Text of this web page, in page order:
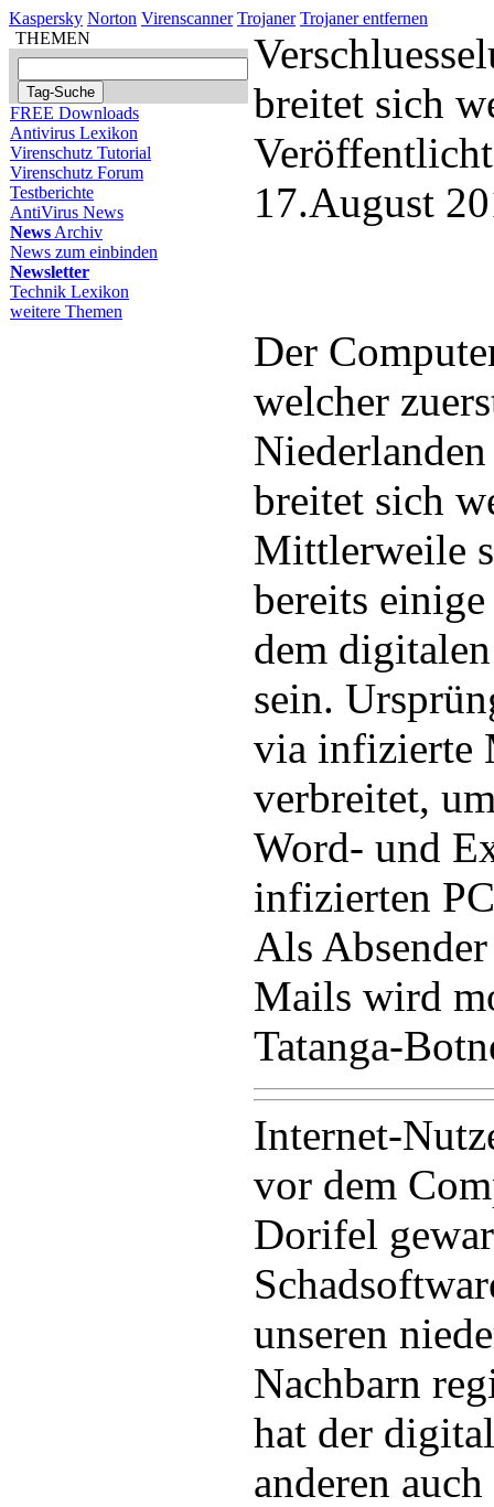
Kaspersky Norton Virenscanner Trojaner Trojaner entfernen
THEMEN
FREE Downloads
Antivirus Lexikon
Virenschutz Tutorial
Virenschutz Forum
Testberichte
AntiVirus News
News Archiv
News zum einbinden
Newsletter
Technik Lexikon
weitere Themen
breitet sich
17.August
Der
welcher
breitet sich
Mittlerweile
bereits
dem
sein.
via infizierte
verbreitet,
Word- und
infizierten
Als
Mails wird
Tatanga-
Internet-
vor dem
Dorifel
unseren
Nachbarn
hat der
anderen